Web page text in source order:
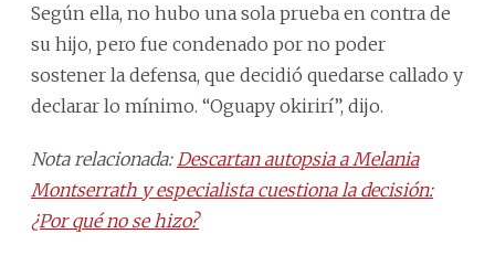
Según ella, no hubo una sola prueba en contra de
su hijo, pero fue condenado por no poder
sostener la defensa, que decidió quedarse callado y
declarar lo mínimo. “Oguapy okirirí”, dijo.
Nota relacionada: Descartan autopsia a Melania
Montserrath y especialista cuestiona la decisión:
¿Por qué no se hizo?